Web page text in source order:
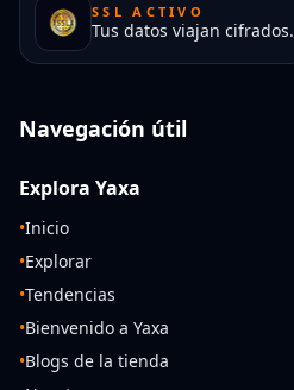
SSL ACTIVO
Tus datos viajan cifrados.
Navegación útil
Explora Yaxa
•Inicio
•Explorar
•Tendencias
•Bienvenido a Yaxa
•Blogs de la tienda